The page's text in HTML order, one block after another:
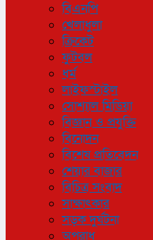
বিএনপি
খেলাধুলা
ক্রিকেট
ফুটবল
ধর্ম
লাইফস্টাইল
সোশ্যাল মিডিয়া
বিজ্ঞান ও প্রযুক্তি
বিনোদন
বিশেষ প্রতিবেদন
শেয়ার বাজার
বিচিত্র সংবাদ
সাক্ষাৎকার
সড়ক দুর্ঘটনা
অপরাধ